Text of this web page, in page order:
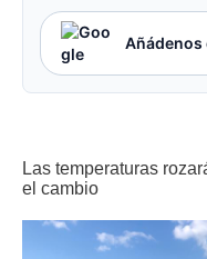
Añádenos
Las temperaturas
el cambio